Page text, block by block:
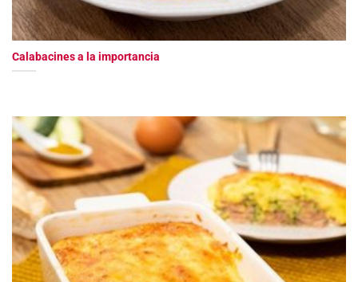
Calabacines a la importancia